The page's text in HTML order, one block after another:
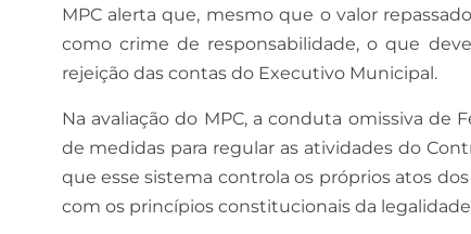
MPC alerta que, mesmo que o valor
como crime de responsabilidade, o que
rejeição das contas do Executivo Municipal.
Na avaliação do MPC, a conduta omissiva de
de medidas para regular as atividades do
que esse sistema controla os próprios atos
com os princípios constitucionais da